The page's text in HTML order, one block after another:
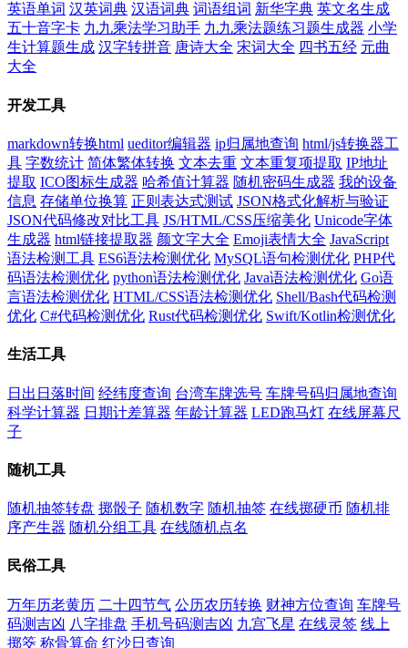
英语单词 汉英词典 汉语词典 词语组词 新华字典 英文名生成
五十音字卡 九九乘法学习助手 九九乘法题练习题生成器 小学
生计算题生成 汉字转拼音 唐诗大全 宋词大全 四书五经 元曲
大全
开发工具
markdown转换html ueditor编辑器 ip归属地查询 html/js转换器工
具 字数统计 简体繁体转换 文本去重 文本重复项提取 IP地址
提取 ICO图标生成器 哈希值计算器 随机密码生成器 我的设备
信息 存储单位换算 正则表达式测试 JSON格式化解析与验证
JSON代码修改对比工具 JS/HTML/CSS压缩美化 Unicode字体
生成器 html链接提取器 颜文字大全 Emoji表情大全 JavaScript
语法检测工具 ES6语法检测优化 MySQL语句检测优化 PHP代
码语法检测优化 python语法检测优化 Java语法检测优化 Go语
言语法检测优化 HTML/CSS语法检测优化 Shell/Bash代码检测
优化 C#代码检测优化 Rust代码检测优化 Swift/Kotlin检测优化
生活工具
日出日落时间 经纬度查询 台湾车牌选号 车牌号码归属地查询
科学计算器 日期计差算器 年龄计算器 LED跑马灯 在线屏幕尺
子
随机工具
随机抽签转盘 掷骰子 随机数字 随机抽签 在线掷硬币 随机排
序产生器 随机分组工具 在线随机点名
民俗工具
万年历老黄历 二十四节气 公历农历转换 财神方位查询 车牌号
码测吉凶 八字排盘 手机号码测吉凶 九宫飞星 在线灵签 线上
掷筊 称骨算命 红沙日查询